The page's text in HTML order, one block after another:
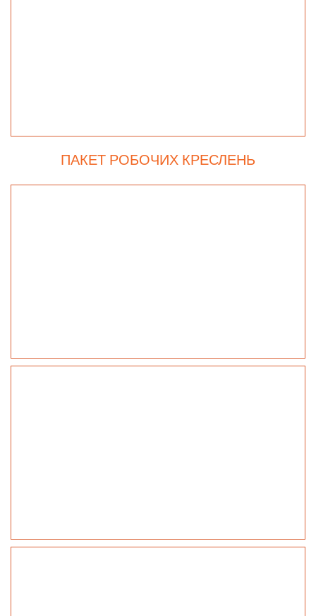
ПАКЕТ РОБОЧИХ КРЕСЛЕНЬ